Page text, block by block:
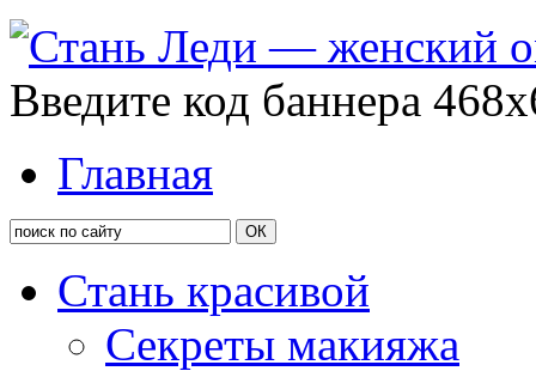
Введите код баннера
Главная
Стань красивой
Секреты макияжа